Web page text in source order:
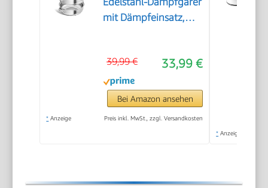
mit Dämpfeinsatz,
Deckel zum Garen von
Gemüse,
Meeresfrüchten,
Suppen, Eintöpfen
und Pasta (Vier)
33,99 €
39,99 €
Bei Amazon ansehen
* Anzeige Preis inkl. MwSt., zzgl. Versandkosten
* Anzeige